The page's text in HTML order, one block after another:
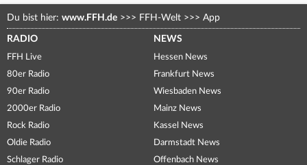
Du bist hier: www.FFH.de >>> FFH-Welt >>> App
RADIO
FFH Live
80er Radio
90er Radio
2000er Radio
Rock Radio
Oldie Radio
Schlager Radio
NEWS
Hessen News
Frankfurt News
Wiesbaden News
Mainz News
Kassel News
Darmstadt News
Offenbach News